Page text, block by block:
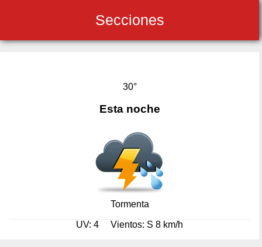
Secciones
30°
Esta noche
Tormenta
UV: 4 Vientos: S 8 km/h